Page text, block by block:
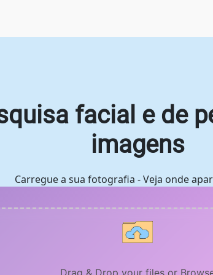
facial e de
imagens
Carregue a sua fotografia - Veja onde